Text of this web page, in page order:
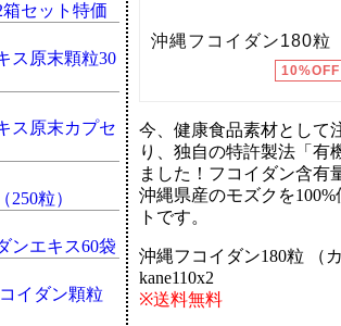
セット特価
ス原末顆粒30
ス原末カプセ
250粒）
ンエキス60袋
イダン顆粒
今、健康食品素材として
り、独自の特許製法「有
ました！フコイダン含有
沖縄県産のモズクを
トです。
沖縄フコイダン180粒 （
kane110x2
※送料無料